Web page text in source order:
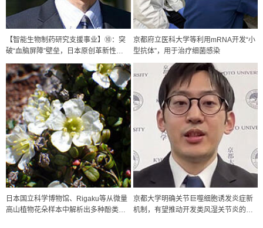
【智能生物制药研究支援事业】⑩：突
破“血脑屏障”壁垒，日本原创革新性
DDS拓展脑疾病治疗新方法——使用组
织移行性抗体Accum Body的高性能
DDS研发生物新药
京都府立医科大学等利用mRNA开发“小
型抗体”，用于治疗细菌感染
日本国立科学博物馆、Rigaku等从微量
高山植物花朵样本中解析出多种酚类化
京都大学明确关节巨噬细胞诱发炎症新
机制，有望推动开发类风湿关节炎的新
政策
日本科研费增设国际共同研究强化新类别，促进青年研究人员赴海外开
展研究